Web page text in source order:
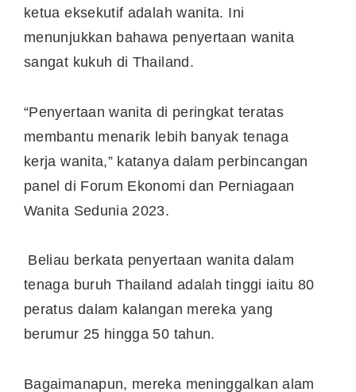
ketua eksekutif adalah wanita. Ini
menunjukkan bahawa penyertaan wanita
sangat kukuh di Thailand.
“Penyertaan wanita di peringkat teratas
membantu menarik lebih banyak tenaga
kerja wanita,” katanya dalam perbincangan
panel di Forum Ekonomi dan Perniagaan
Wanita Sedunia 2023.
Beliau berkata penyertaan wanita dalam
tenaga buruh Thailand adalah tinggi iaitu 80
peratus dalam kalangan mereka yang
berumur 25 hingga 50 tahun.
Bagaimanapun, mereka meninggalkan alam